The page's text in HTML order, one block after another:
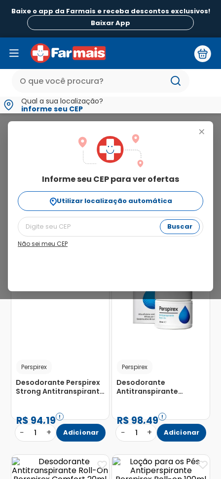
Baixe o app da Farmais e receba descontos exclusivos!
Baixar App
Qual a sua localização?
informe seu CEP
+
Informe seu CEP para ver ofertas
Utilizar localização automática
Buscar
Não sei meu CEP
Ordenar Por
relevância
9%
Perspirex
Desodorante Perspirex
Strong Antitranspirante
R$94,19
− 1 + Adicionar
Perspirex
Desodorante
Antitranspirante
R$98,49
− 1 + Adicionar